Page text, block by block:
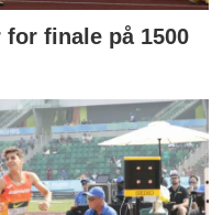
finale på 1500